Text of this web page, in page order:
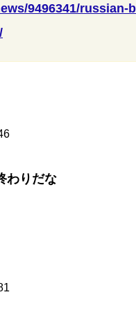
9496341/russian-
わりだな